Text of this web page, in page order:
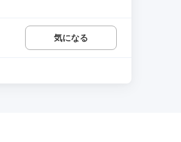
気になる